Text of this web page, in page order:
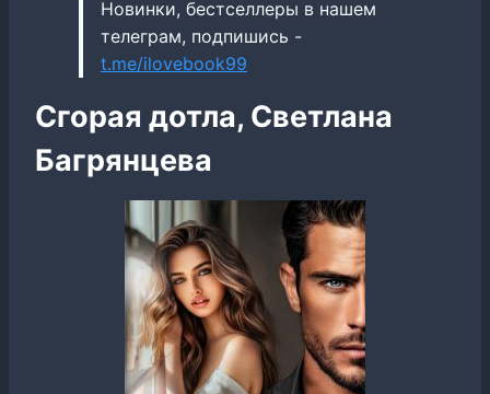
Новинки, бестселлеры в нашем
телеграм, подпишись -
t.me/ilovebook99
Сгорая дотла, Светлана
Багрянцева